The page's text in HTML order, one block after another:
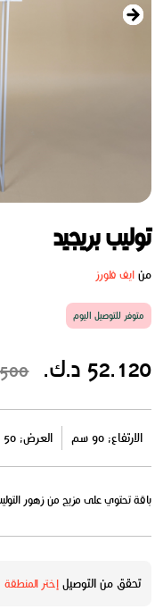
توليب بريجيد
منايف فلورز
متوفر للتوصيل اليوم
52.120 د.ك.
الارتفاع: 90 سم العرض: 50 سم
باقة تحتوي على مزيج من زهور
تحقق من التوصيلإختر المنطقة